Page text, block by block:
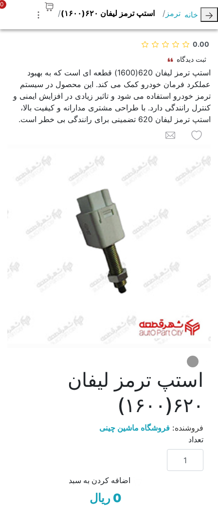
خانه ترمز استپ ترمز ليفان ۶۲۰(۱۶۰۰)
0
0.00
ثبت دیدگاه
استپ ترمز لیفان 620(1600) قطعه ای است که به بهبود
عملکرد فرمان خودرو کمک می کند. این محصول در سیستم
ترمز خودرو استفاده می شود و تاثیر زیادی در افزایش ایمنی و
کنترل رانندگی دارد. با طراحی مشتری مدارانه و کیفیت بالا،
استپ ترمز لیفان 620 تضمینی برای رانندگی بی خطر است.
به لیست علاقه مندی ها اضافه کنید
برای یک دوست ایمیل کنید
استپ ترمز ليفان
۶۲۰(۱۶۰۰)
فروشنده: فروشگاه ماشین چینی
تعداد
اضافه کردن به سبد
0 ریال